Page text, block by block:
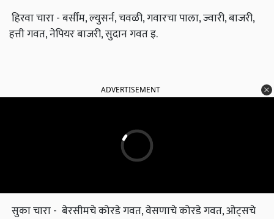
हिरवा चारा - बर्सीम, ल्युसर्न, चवळी, गवारचा पाला, ज्वारी, बाजरी,
हत्ती गवत, नेपियर बाजरी, सुदान गवत इ.
ADVERTISEMENT
सुका चारा - बेरसीमचे कोरडे गवत, वेसणाचे कोरडे गवत, ओट्सचे